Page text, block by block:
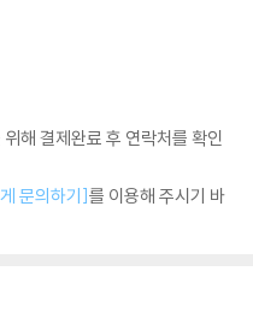
해 결제완료 후 연락처를 확인
문의하기]를 이용해 주시기 바